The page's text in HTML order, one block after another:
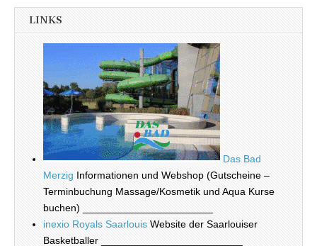
LINKS
Das Bad
Merzig Informationen und Webshop (Gutscheine –
Terminbuchung Massage/Kosmetik und Aqua Kurse
buchen) _______________________
inexio Royals Saarlouis Website der Saarlouiser
Basketballer _________________________